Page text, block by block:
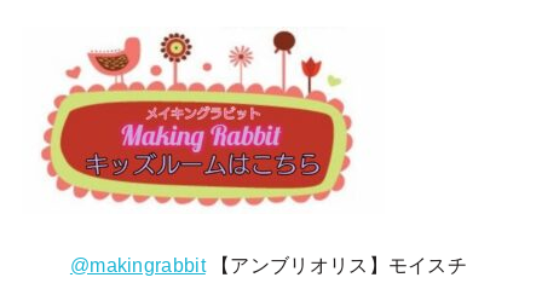
@makingrabbit【アンブリオリス】モイスチ